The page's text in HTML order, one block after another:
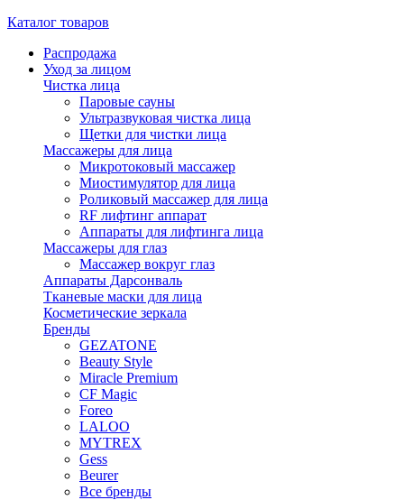
Каталог товаров
Распродажа
Уход за лицом
Чистка лица
Паровые сауны
Ультразвуковая чистка лица
Щетки для чистки лица
Массажеры для лица
Микротоковый массажер
Миостимулятор для лица
Роликовый массажер для лица
RF лифтинг аппарат
Аппараты для лифтинга лица
Массажеры для глаз
Массажер вокруг глаз
Аппараты Дарсонваль
Тканевые маски для лица
Косметические зеркала
Бренды
GEZATONE
Beauty Style
Miracle Premium
CF Magic
Foreo
LALOO
MYTREX
Gess
Beurer
Все бренды